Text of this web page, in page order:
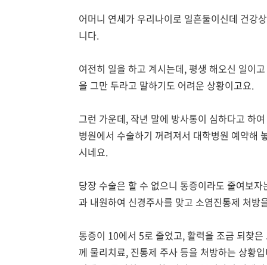
어머니 연세가 우리나이로 일흔둘이신데 건강
니다.
여전히 일을 하고 계시는데, 평생 해오신 일이
을 그만 두라고 말하기도 어려운 상황이고요.
그런 가운데, 작년 말에 방사통이 심하다고 하
병원에서 수술하기 꺼려져서 대학병원 예약해
시네요.
당장 수술은 할 수 없으니 통증이라도 줄여보
과 내원하여 신경주사를 맞고 소염진통제 처방
통증이 10에서 5로 줄었고, 활력을 조금 되찾
께 물리치료, 진통제 주사 등을 처방하는 상황